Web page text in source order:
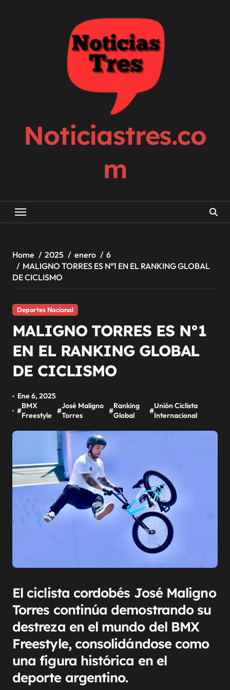
Noticiastres.co
m
Home 2025 enero
6
MALIGNO TORRES ES N°1 EN EL RANKING GLOBAL
DE CICLISMO
Deportes Nacional
MALIGNO TORRES ES N°1
EN EL RANKING GLOBAL
DE CICLISMO
Ene 6, 2025
#
BMX
Freestyle
#
José Maligno
Torres
#
Ranking
Global
#
Unión Ciclista
Internacional
El ciclista cordobés José Maligno
Torres continúa demostrando su
destreza en el mundo del BMX
Freestyle, consolidándose como
una figura histórica en el
deporte argentino.